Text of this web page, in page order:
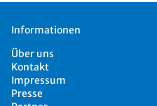
Informationen
Über uns
Kontakt
Impressum
Presse